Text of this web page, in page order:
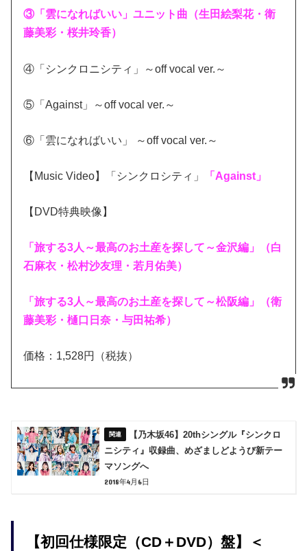
③「雲になればいい」ユニット曲（生田絵梨花・衛
藤美彩・桜井玲香）
④「シンクロニシティ」～off vocal ver.～
⑤「Against」～off vocal ver.～
⑥「雲になればいい」 ～off vocal ver.～
【Music Video】「シンクロシティ」 「Against」
【DVD特典映像】
「旅する3人～最高のお土産を探して～金沢編」（白
石麻衣・松村沙友理・若月佑美）
「旅する3人～最高のお土産を探して～松阪編」（衛
藤美彩・樋口日奈・与田祐希）
価格：1,528円（税抜）
【乃木坂46】20thシングル『シンクロ
ニシティ』収録曲、めざましどようび新テー
マソングへ
2018年4月6日
【初回仕様限定（CD＋DVD）盤】＜